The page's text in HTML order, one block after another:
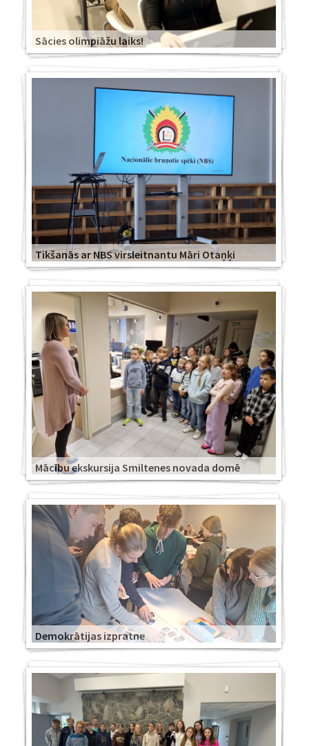
Sācies olimpiāžu laiks!
Tikšanās ar NBS virsleitnantu Māri Otaņķi
Mācību ekskursija Smiltenes novada domē
Demokrātijas izpratne